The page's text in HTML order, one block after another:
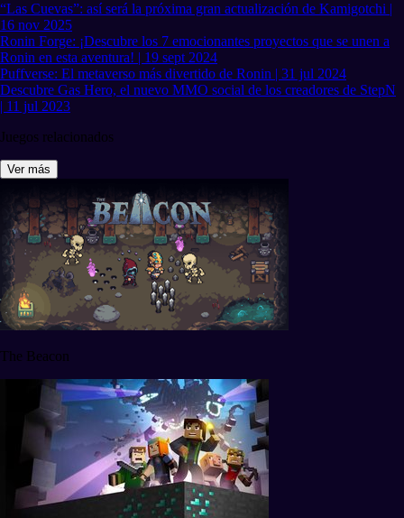
“Las Cuevas”: así será la próxima gran actualización de Kamigotchi |
16 nov 2025
Ronin Forge: ¡Descubre los 7 emocionantes proyectos que se unen a
Ronin en esta aventura! | 19 sept 2024
Puffverse: El metaverso más divertido de Ronin | 31 jul 2024
Descubre Gas Hero, el nuevo MMO social de los creadores de StepN
| 11 jul 2023
Juegos relacionados
Ver más
The Beacon